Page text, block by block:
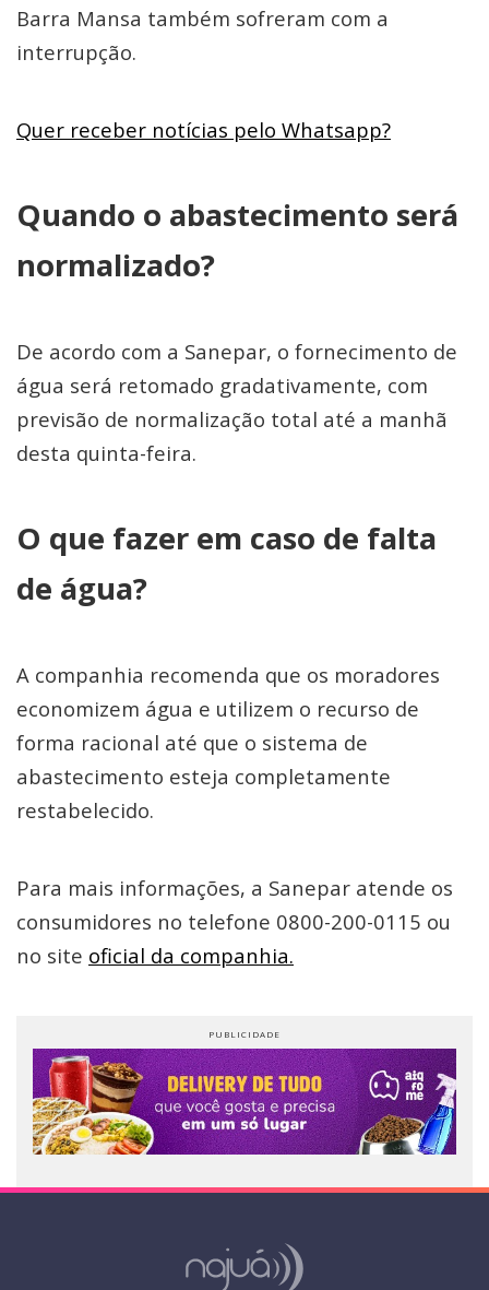
Barra Mansa também sofreram com a
interrupção.
Quer receber notícias pelo Whatsapp?
Quando o abastecimento será
normalizado?
De acordo com a Sanepar, o fornecimento de
água será retomado gradativamente, com
previsão de normalização total até a manhã
desta quinta-feira.
O que fazer em caso de falta
de água?
A companhia recomenda que os moradores
economizem água e utilizem o recurso de
forma racional até que o sistema de
abastecimento esteja completamente
restabelecido.
Para mais informações, a Sanepar atende os
consumidores no telefone 0800-200-0115 ou
no site oficial da companhia.